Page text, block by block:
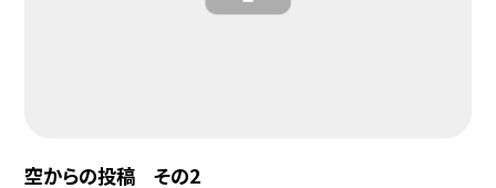
空からの投稿 その2